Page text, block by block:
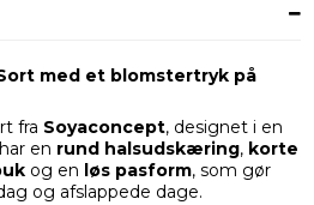
med et blomstertryk på
fra Soyaconcept, designet i en
en rund halsudskæring, korte
og en løs pasform, som gør
og afslappede dage.